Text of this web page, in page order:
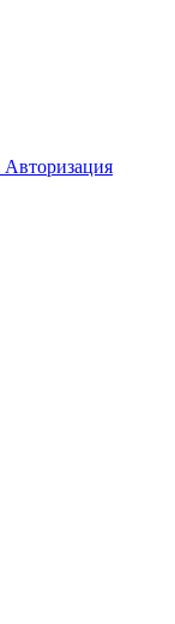
Авторизация